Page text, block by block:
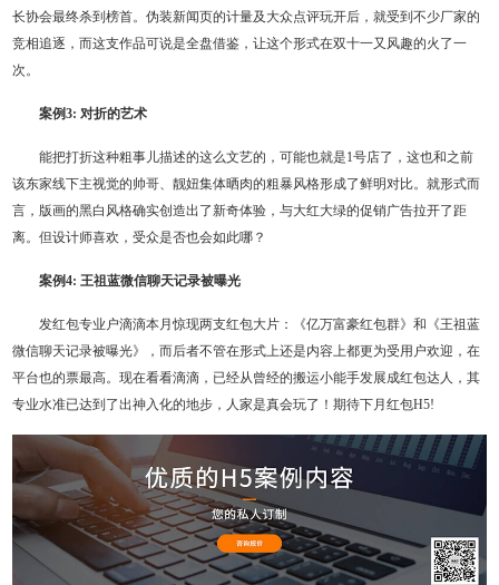
长协会最终杀到榜首。伪装新闻页的计量及大众点评玩开后，就受到不少厂家的
竞相追逐，而这支作品可说是全盘借鉴，让这个形式在双十一又风趣的火了一
次。
案例3: 对折的艺术
能把打折这种粗事儿描述的这么文艺的，可能也就是1号店了，这也和之前
该东家线下主视觉的帅哥、靓妞集体晒肉的粗暴风格形成了鲜明对比。就形式而
言，版画的黑白风格确实创造出了新奇体验，与大红大绿的促销广告拉开了距
离。但设计师喜欢，受众是否也会如此哪？
案例4: 王祖蓝微信聊天记录被曝光
发红包专业户滴滴本月惊现两支红包大片：《亿万富豪红包群》和《王祖蓝
微信聊天记录被曝光》，而后者不管在形式上还是内容上都更为受用户欢迎，在
平台也的票最高。现在看看滴滴，已经从曾经的搬运小能手发展成红包达人，其
专业水准已达到了出神入化的地步，人家是真会玩了！期待下月红包H5!